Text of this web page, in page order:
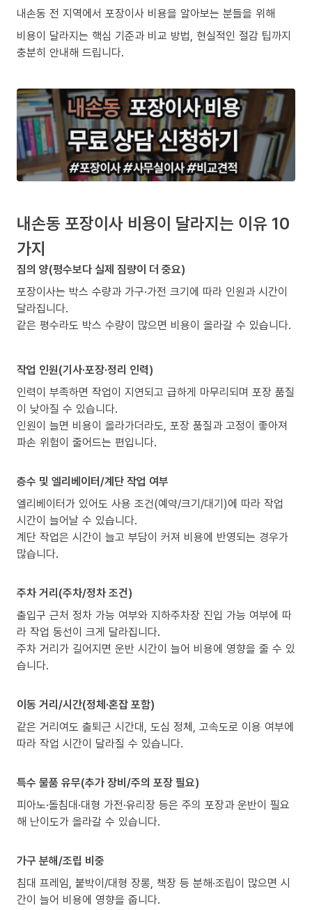
내손동 전 지역에서 포장이사 비용을 알아보는 분들을 위해
비용이 달라지는 핵심 기준과 비교 방법, 현실적인 절감 팁까지
충분히 안내해 드립니다.
내손동 포장이사 비용이 달라지는 이유 10
가지
짐의 양(평수보다 실제 짐량이 더 중요)
포장이사는 박스 수량과 가구·가전 크기에 따라 인원과 시간이
달라집니다.
같은 평수라도 박스 수량이 많으면 비용이 올라갈 수 있습니다.
작업 인원(기사·포장·정리 인력)
인력이 부족하면 작업이 지연되고 급하게 마무리되며 포장 품질
이 낮아질 수 있습니다.
인원이 늘면 비용이 올라가더라도, 포장 품질과 고정이 좋아져
파손 위험이 줄어드는 편입니다.
층수 및 엘리베이터/계단 작업 여부
엘리베이터가 있어도 사용 조건(예약/크기/대기)에 따라 작업
시간이 늘어날 수 있습니다.
계단 작업은 시간이 늘고 부담이 커져 비용에 반영되는 경우가
많습니다.
주차 거리(주차/정차 조건)
출입구 근처 정차 가능 여부와 지하주차장 진입 가능 여부에 따
라 작업 동선이 크게 달라집니다.
주차 거리가 길어지면 운반 시간이 늘어 비용에 영향을 줄 수 있
습니다.
이동 거리/시간(정체·혼잡 포함)
같은 거리여도 출퇴근 시간대, 도심 정체, 고속도로 이용 여부에
따라 작업 시간이 달라질 수 있습니다.
특수 물품 유무(추가 장비/주의 포장 필요)
피아노·돌침대·대형 가전·유리장 등은 주의 포장과 운반이 필요
해 난이도가 올라갈 수 있습니다.
가구 분해/조립 비중
침대 프레임, 붙박이/대형 장롱, 책장 등 분해·조립이 많으면 시
간이 늘어 비용에 영향을 줍니다.